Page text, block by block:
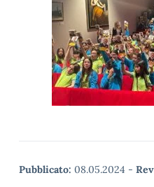
Pubblicato: 08.05.2024 -